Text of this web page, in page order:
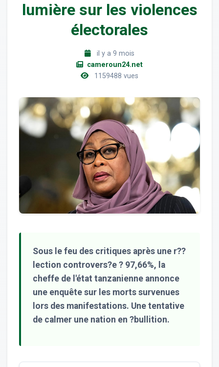
lumière sur les violences
électorales
il y a 9 mois
cameroun24.net
1159488 vues
Sous le feu des critiques après une r??
lection controvers?e ? 97,66%, la
cheffe de l'état tanzanienne annonce
une enquête sur les morts survenues
lors des manifestations. Une tentative
de calmer une nation en ?bullition.